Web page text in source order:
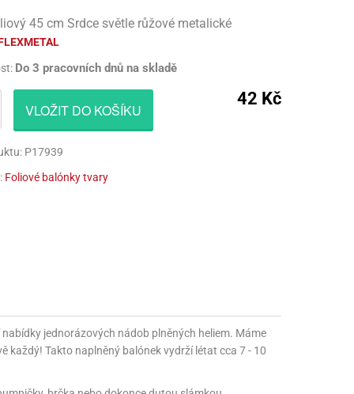
NA DORTY
TÉMATICKÉ KELÍMKY
KOŠÍČKY NA MUFFINY
NAPICHOVÁTKA A ZÁPICHY
TALÍŘE
UBRUSY
MASKY
PARUKY
AROMA NA SLIZ
AKTIVÁTOR NA VÝROBU SLIZU
BARVIVA NA SLIZ
HRAČKY
45 cm Srdce světle růžové metalické
Do 3 pracovních dnů na skladě
42 Kč
VLOŽIT DO KOŠÍKU
P17939
Foliové balónky tvary
jednorázových nádob plněných heliem. Máme
každý! Takto naplněný balónek vydrží létat cca 7 - 10